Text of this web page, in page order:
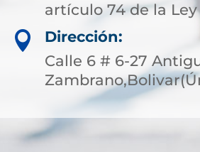
artículo 74 de la Ley

Dirección:
Calle 6 # 6-27